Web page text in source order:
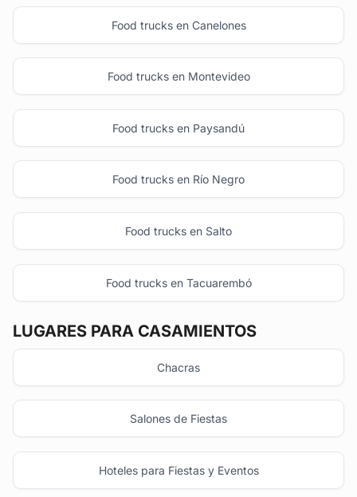
Food trucks en Canelones
Food trucks en Montevideo
Food trucks en Paysandú
Food trucks en Río Negro
Food trucks en Salto
Food trucks en Tacuarembó
LUGARES PARA CASAMIENTOS
Chacras
Salones de Fiestas
Hoteles para Fiestas y Eventos